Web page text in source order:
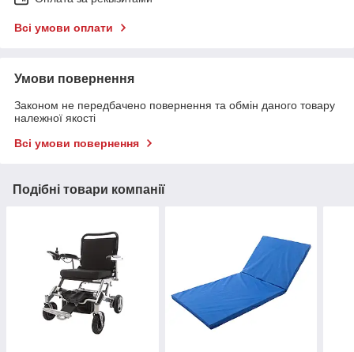
Всі умови оплати
Умови повернення
Законом не передбачено повернення та обмін даного товару
належної якості
Всі умови повернення
Подібні товари компанії